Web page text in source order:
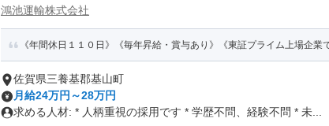
鴻池運輸株式会社
《年間休日１１０日》《毎年昇給・賞与あり》《東証プライム上場企業
佐賀県三養基郡基山町
月給24万円～28万円
求める人材: * 人柄重視の採用です * 学歴不問、経験不問 * 未...